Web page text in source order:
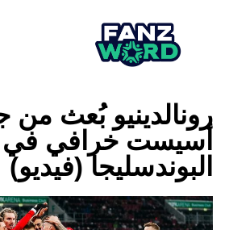
رونالدينيو بُعث من
أسيست خرافي في
البوندسليجا (فيديو)